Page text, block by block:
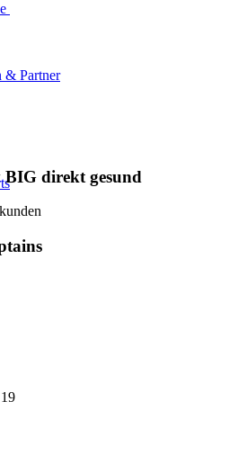
& Partner
direkt gesund